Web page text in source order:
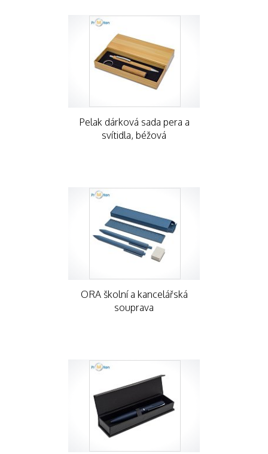
Pelak dárková sada pera a
svítidla, béžová
ORA školní a kancelářská
souprava